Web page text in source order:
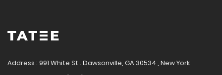
Address : 991 White St . Dawsonville, GA 30534 , New York